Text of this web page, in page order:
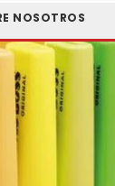
NOSOTROS